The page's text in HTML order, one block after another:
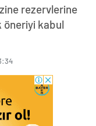
rezervlerine
öneriyi kabul